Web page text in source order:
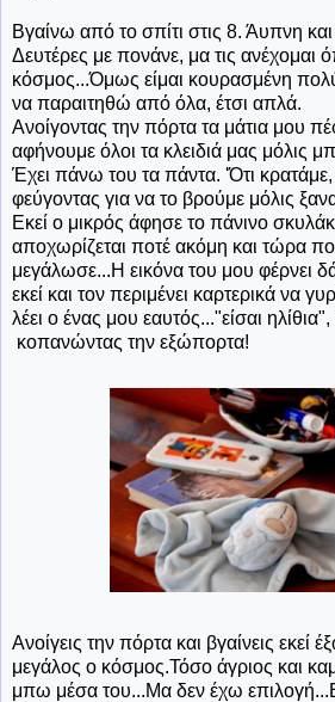
Βγαίνω από το σπίτι στις 8. Άυπνη
Δευτέρες με πονάνε, μα τις ανέχομαι
κόσμος...Όμως είμαι κουρασμένη
να παραιτηθώ από όλα, έτσι απλά.
Ανοίγοντας την πόρτα τα μάτια μου
αφήνουμε όλοι τα κλειδιά μας μόλις
Έχει πάνω του τα πάντα. 'Ότι
φεύγοντας για να το βρούμε μόλις
Εκεί ο μικρός άφησε το πάνινο
αποχωρίζεται ποτέ ακόμη και τώρα
μεγάλωσε...Η εικόνα του μου φέρνει
εκεί και τον περιμένει καρτερικά να
λέει ο ένας μου εαυτός..."είσαι
κοπανώντας την εξώπορτα!
Ανοίγεις την πόρτα και βγαίνεις εκεί
μεγάλος ο κόσμος.Τόσο άγριος και
μπω μέσα του...Μα δεν έχω